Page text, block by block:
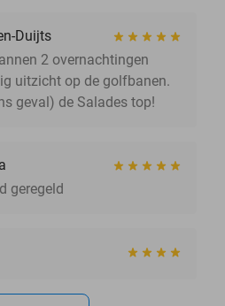
Duijts
2 overnachtingen
uitzicht op de golfbanen.
geval) de Salades top!
geregeld